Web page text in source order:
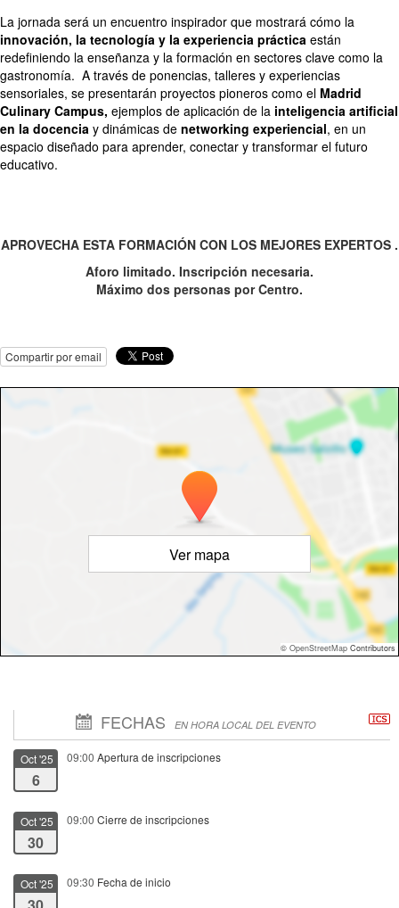
La jornada será un encuentro inspirador que mostrará cómo la
innovación, la tecnología y la experiencia práctica están
redefiniendo la enseñanza y la formación en sectores clave como la
gastronomía. A través de ponencias, talleres y experiencias
sensoriales, se presentarán proyectos pioneros como el Madrid
Culinary Campus, ejemplos de aplicación de la inteligencia artificial
en la docencia y dinámicas de networking experiencial, en un
espacio diseñado para aprender, conectar y transformar el futuro
educativo.
APROVECHA ESTA FORMACIÓN CON LOS MEJORES EXPERTOS .
Aforo limitado. Inscripción necesaria.
Máximo dos personas por Centro.
Compartir por email
Ver mapa
© OpenStreetMap Contributors
FECHAS EN HORA LOCAL DEL EVENTO
Oct '25
6
09:00 Apertura de inscripciones
Oct '25
30
09:00 Cierre de inscripciones
Oct '25 09:30 Fecha de inicio